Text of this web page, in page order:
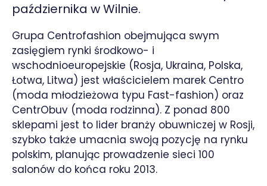
października w Wilnie.
Grupa Centrofashion obejmująca swym
zasięgiem rynki środkowo- i
wschodnioeuropejskie (Rosja, Ukraina, Polska,
Łotwa, Litwa) jest właścicielem marek Centro
(moda młodzieżowa typu Fast-fashion) oraz
CentrObuv (moda rodzinna). Z ponad 800
sklepami jest to lider branży obuwniczej w Rosji,
szybko także umacnia swoją pozycję na rynku
polskim, planując prowadzenie sieci 100
salonów do końca roku 2013.